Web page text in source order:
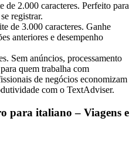
de 2.000 caracteres. Perfeito para
registrar.
de 3.000 caracteres. Ganhe
anteriores e desempenho
Sem anúncios, processamento
quem trabalha com
de negócios economizam
com o TextAdviser.
para italiano – Viagens e